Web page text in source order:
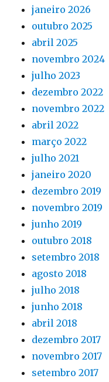
janeiro 2026
outubro 2025
abril 2025
novembro 2024
julho 2023
dezembro 2022
novembro 2022
abril 2022
março 2022
julho 2021
janeiro 2020
dezembro 2019
novembro 2019
junho 2019
outubro 2018
setembro 2018
agosto 2018
julho 2018
junho 2018
abril 2018
dezembro 2017
novembro 2017
setembro 2017